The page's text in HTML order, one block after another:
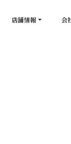
店舗情報 会